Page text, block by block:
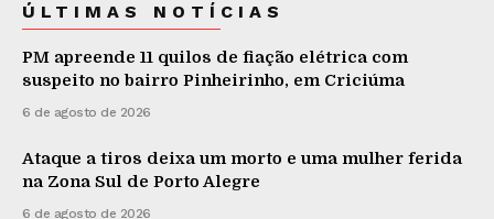
ÚLTIMAS NOTÍCIAS
PM apreende 11 quilos de fiação elétrica com
suspeito no bairro Pinheirinho, em Criciúma
6 de agosto de 2026
Ataque a tiros deixa um morto e uma mulher ferida
na Zona Sul de Porto Alegre
6 de agosto de 2026